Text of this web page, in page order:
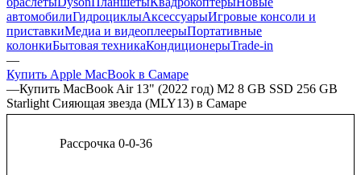
автомобилиГидроциклыАксессуарыИгровые консоли и
приставкиМедиа и видеоплеерыПортативные
колонкиБытовая техникаКондиционерыTrade-in
—
Купить Apple MacBook в Самаре
—Купить MacBook Air 13" (2022 год) M2 8 GB SSD 256 GB
Starlight Сияющая звезда (MLY13) в Самаре
Рассрочка 0-0-36